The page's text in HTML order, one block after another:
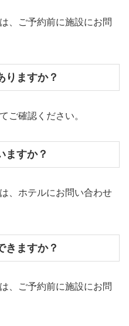
、ご予約前に施設にお問
りますか？
ご確認ください。
ますか？
、ホテルにお問い合わせ
きますか？
、ご予約前に施設にお問